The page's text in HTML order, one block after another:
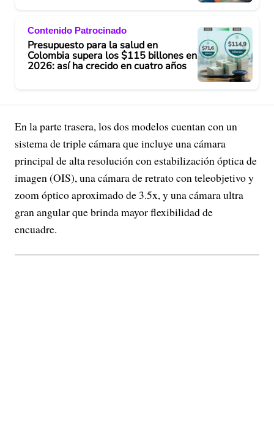
Contenido Patrocinado
Presupuesto para la salud en
Colombia supera los $115 billones en
2026: así ha crecido en cuatro años
En la parte trasera, los dos modelos cuentan con un
sistema de triple cámara que incluye una cámara
principal de alta resolución con estabilización óptica de
imagen (OIS), una cámara de retrato con teleobjetivo y
zoom óptico aproximado de 3.5x, y una cámara ultra
gran angular que brinda mayor flexibilidad de
encuadre.